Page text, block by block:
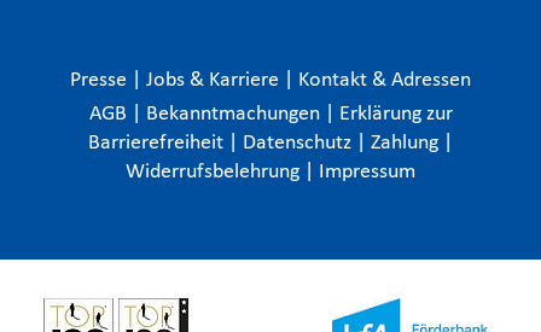
Presse Jobs & Karriere
Kontakt & Adressen
AGB
Bekanntmachungen
Erklärung zur
Barrierefreiheit
Datenschutz Zahlung
Widerrufsbelehrung
Impressum